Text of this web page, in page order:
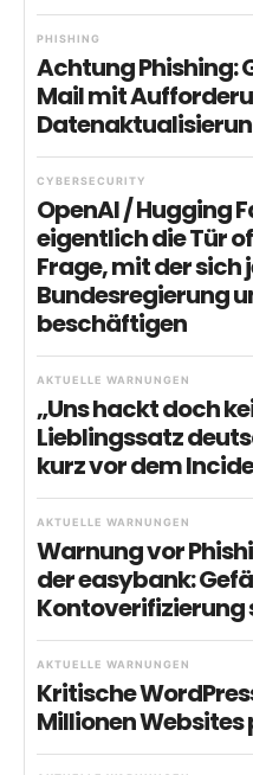
PHISHING
Achtung Phishing:
Mail mit
CYBERSECURITY
OpenAI / Hugging
eigentlich die Tür
Frage, mit der sich
Bundesregierung
beschäftigen
AKTUELLE WARNUNGEN
„Uns hackt doch
Lieblingssatz
kurz vor dem
AKTUELLE WARNUNGEN
Warnung vor
der easybank:
Kontoverifizierung
AKTUELLE WARNUNGEN
Kritische
Millionen